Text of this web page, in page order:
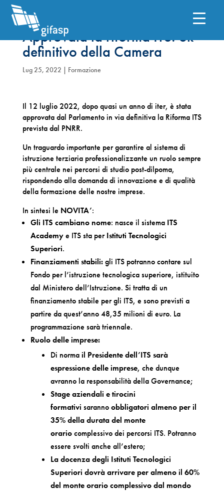
Approvata la riforma ITS: ok
definitivo della Camera
Lug 25, 2022 | Formazione
Il 12 luglio 2022, dopo quasi un anno di iter, è stata
approvata dal Parlamento in via definitiva la Riforma ITS
prevista dal PNRR.
Un traguardo importante per garantire al sistema di
istruzione terziaria professionalizzante un ruolo sempre
più centrale nei percorsi di studio post-dilpoma,
rispondendo alla domanda di innovazione e di qualità
della formazione delle nostre imprese.
In sintesi le NOVITA’:
Gli ITS cambiano nome: nasce il sistema ITS
Academye ITS sta perIstituti Tecnologici
Superiori.
Finanziamenti stabili:gli ITS potranno contare sul
Fondo per l’istruzione tecnologica superiore, istituito
dal Ministero dell’Istruzione. Si tratta di un
finanziamento stabile per gli ITS, e sono previsti a
partire da quest’anno 48,35 milioni di euro. La
programmazione sarà triennale.
Ruolo delle imprese:
Di normail Presidente dell’ITS sarà
espressione delle imprese, che dunque
avranno la responsabilità della Governance;
Stage aziendali e tirocini
formativi sarannoobbligatori almeno per il
35% della durata del monte
orariocomplessivo dei percorsi ITS. Potranno
essere svolti anche all’estero;
La docenza degli Istituti Tecnologici
Superiori dovrà arrivare per almeno il 60%
del monte orario complessivo dal mondo